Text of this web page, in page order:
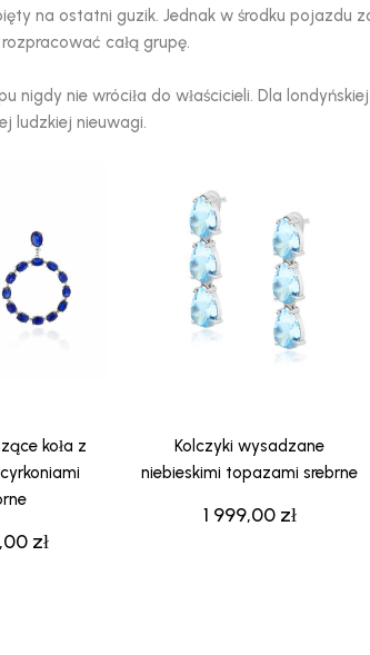
na ostatni guzik. Jednak w środku pojazdu
całą grupę.
nigdy nie wróciła do właścicieli. Dla
ludzkiej nieuwagi.
zł
koła z
1 999,00 zł
Kolczyki wysadzane
niebieskimi topazami srebrne